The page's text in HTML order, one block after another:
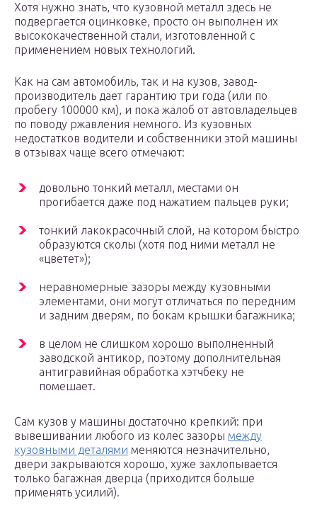
Хотя нужно знать, что кузовной металл здесь не
подвергается оцинковке, просто он выполнен их
высококачественной стали, изготовленной с
применением новых технологий.
Как на сам автомобиль, так и на кузов, завод-
производитель дает гарантию три года (или по
пробегу 100000 км), и пока жалоб от автовладельцев
по поводу ржавления немного. Из кузовных
недостатков водители и собственники этой машины
в отзывах чаще всего отмечают:
довольно тонкий металл, местами он
прогибается даже под нажатием пальцев руки;
тонкий лакокрасочный слой, на котором быстро
образуются сколы (хотя под ними металл не
«цветет»);
неравномерные зазоры между кузовными
элементами, они могут отличаться по передним
и задним дверям, по бокам крышки багажника;
в целом не слишком хорошо выполненный
заводской антикор, поэтому дополнительная
антигравийная обработка хэтчбеку не
помешает.
Сам кузов у машины достаточно крепкий: при
вывешивании любого из колес зазоры между
кузовными деталями меняются незначительно,
двери закрываются хорошо, хуже захлопывается
только багажная дверца (приходится больше
применять усилий).